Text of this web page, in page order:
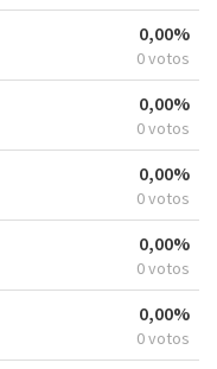
0,00%
0 votos
0,00%
0 votos
0,00%
0 votos
0,00%
0 votos
0,00%
0 votos